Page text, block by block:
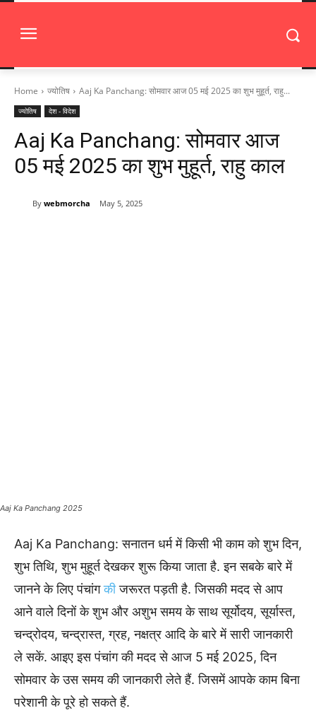
Home ज्योतिष Aaj Ka Panchang: सोमवार आज 05 मई 2025 का शुभ मुहूर्त, राहु...
ज्योतिष देश - विदेश
Aaj Ka Panchang: सोमवार आज
05 मई 2025 का शुभ मुहूर्त, राहु काल
By webmorcha May 5, 2025
Aaj Ka Panchang 2025
Aaj Ka Panchang: सनातन धर्म में किसी भी काम को शुभ दिन,
शुभ तिथि, शुभ मुहूर्त देखकर शुरू किया जाता है. इन सबके बारे में
जानने के लिए पंचांगकीजरूरत पड़ती है. जिसकी मदद से आप
आने वाले दिनों के शुभ और अशुभ समय के साथ सूर्योदय, सूर्यास्त,
चन्द्रोदय, चन्द्रास्त, ग्रह, नक्षत्र आदि के बारे में सारी जानकारी
ले सकें. आइए इस पंचांग की मदद से आज 5 मई 2025, दिन
सोमवार के उस समय की जानकारी लेते हैं. जिसमें आपके काम बिना
परेशानी के पूरे हो सकते हैं.